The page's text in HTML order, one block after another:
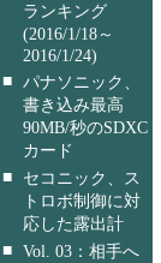
ランキング
(2016/1/18～
2016/1/24)
■ パナソニック、
書き込み最高
90MB/秒のSDXC
カード
■
セコニック、ス
トロボ制御に対
応した露出計
■ Vol. 03：相手へ